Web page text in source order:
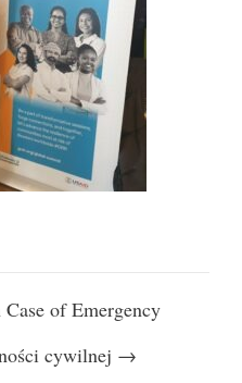
of Emergency
cywilnej →